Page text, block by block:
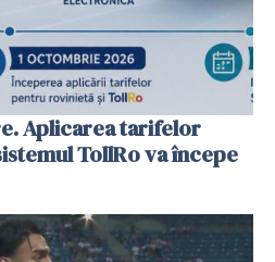
Aplicarea tarifelor
TollRo va începe